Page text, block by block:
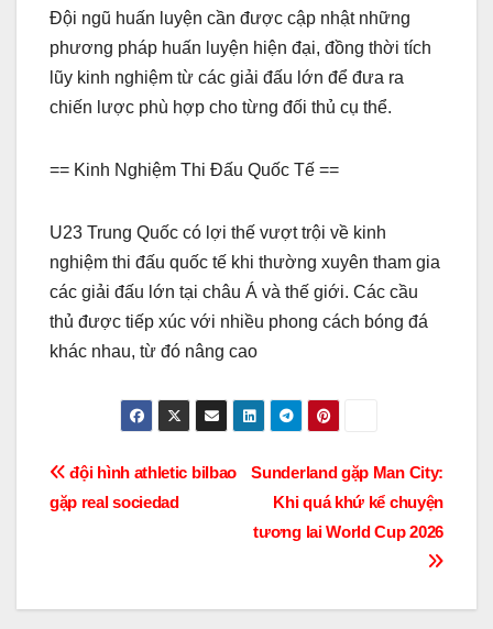
Đội ngũ huấn luyện cần được cập nhật những
phương pháp huấn luyện hiện đại, đồng thời tích
lũy kinh nghiệm từ các giải đấu lớn để đưa ra
chiến lược phù hợp cho từng đối thủ cụ thể.
== Kinh Nghiệm Thi Đấu Quốc Tế ==
U23 Trung Quốc có lợi thế vượt trội về kinh
nghiệm thi đấu quốc tế khi thường xuyên tham gia
các giải đấu lớn tại châu Á và thế giới. Các cầu
thủ được tiếp xúc với nhiều phong cách bóng đá
khác nhau, từ đó nâng cao
Điều
hướng
viết
Sunderland gặp Man City:
Khi quá khứ kể chuyện
tương lai World Cup 2026
đội hình athletic bilbao
gặp real sociedad